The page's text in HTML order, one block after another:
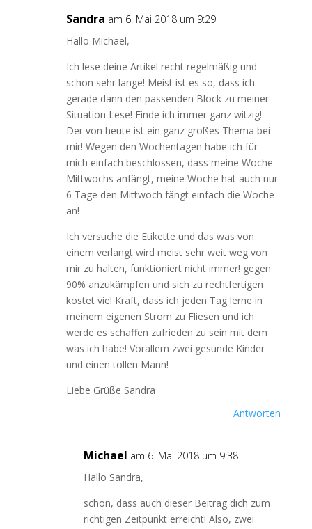
Sandra am 6. Mai 2018 um 9:29
Hallo Michael,
Ich lese deine Artikel recht regelmäßig und
schon sehr lange! Meist ist es so, dass ich
gerade dann den passenden Block zu meiner
Situation Lese! Finde ich immer ganz witzig!
Der von heute ist ein ganz großes Thema bei
mir! Wegen den Wochentagen habe ich für
mich einfach beschlossen, dass meine Woche
Mittwochs anfängt, meine Woche hat auch nur
6 Tage den Mittwoch fängt einfach die Woche
an!
Ich versuche die Etikette und das was von
einem verlangt wird meist sehr weit weg von
mir zu halten, funktioniert nicht immer! gegen
90% anzukämpfen und sich zu rechtfertigen
kostet viel Kraft, dass ich jeden Tag lerne in
meinem eigenen Strom zu Fliesen und ich
werde es schaffen zufrieden zu sein mit dem
was ich habe! Vorallem zwei gesunde Kinder
und einen tollen Mann!
Liebe Grüße Sandra
Antworten
Michael am 6. Mai 2018 um 9:38
Hallo Sandra,
schön, dass auch dieser Beitrag dich zum
richtigen Zeitpunkt erreicht! Also, zwei